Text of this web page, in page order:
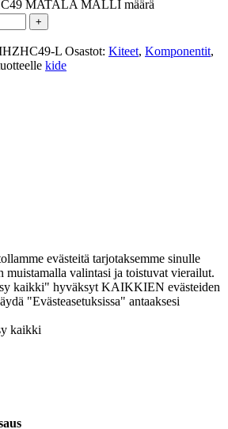
MATALA MALLI määrä
+
L Osastot: Kiteet, Komponentit,
kide
evästeitä tarjotaksemme sinulle
muistamalla valintasi ja toistuvat vierailut.
kaikki" hyväksyt KAIKKIEN evästeiden
"Evästeasetuksissa" antaaksesi
kaikki